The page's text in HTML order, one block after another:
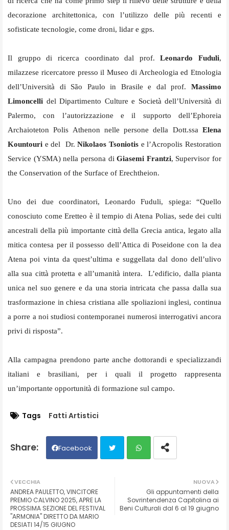
decorazione architettonica, con l’utilizzo delle più recenti e
sofisticate tecnologie, come droni, lidar e gps.
Il gruppo di ricerca coordinato dal prof.Leonardo Fuduli,
milazzese ricercatore presso il Museo di Archeologia ed Etnologia
dell’Università di São Paulo in Brasile e dal prof. Massimo
Limoncelli del Dipartimento Culture e Società dell’Università di
Palermo, con l’autorizzazione e il supporto dell’Ephoreia
Archaioteton Polis Athenon nelle persone della Dott.ssa Elena
Kountouri e del Dr.Nikolaos Tsoniotis e l’Acropolis Restoration
Service (YSMA) nella persona diGiasemi Frantzi, Supervisor for
the Conservation of the Surface of Erechtheion.
Uno dei due coordinatori, Leonardo Fuduli, spiega: “Quello
conosciuto come Eretteo è il tempio di Atena Polias, sede dei culti
ancestrali della più importante città della Grecia antica, legato alla
mitica contesa per il possesso dell’Attica di Poseidone con la dea
Atena poi vinta da quest’ultima e suggellata dal dono dell’ulivo
alla sua città protetta e all’umanità intera. L’edificio, dalla pianta
unica nel suo genere e da una storia intricata che passa dalla sua
trasformazione in chiesa cristiana alle spoliazioni inglesi, continua
a porre a noi studiosi contemporanei numerosi interrogativi ancora
privi di risposta”.
Alla campagna prendono parte anche dottorandi e specializzandi
italiani e brasiliani, per i quali il progetto rappresenta
un’importante opportunità di formazione sul campo.
Tags Fatti Artistici
Facebook
NUOVA
Gli appuntamenti della
Sovrintendenza Capitolina ai
Beni Culturali dal 6 al 19 giugno
VECCHIA
ANDREA PAULETTO, VINCITORE
PREMIO CALVINO 2025, APRE LA
PROSSIMA SEZIONE DEL FESTIVAL
"ARMONIA" DIRETTO DA MARIO
DESIATI 14/15 GIUGNO